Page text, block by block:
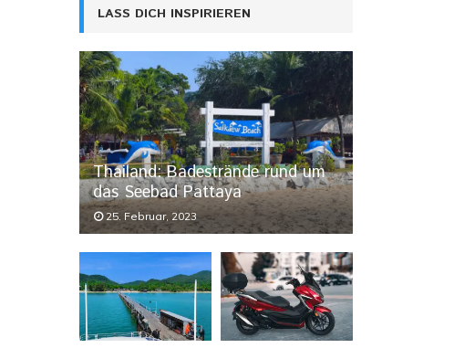
LASS DICH INSPIRIEREN
Thailand: Badestrände rund um
das Seebad Pattaya
25. Februar, 2023